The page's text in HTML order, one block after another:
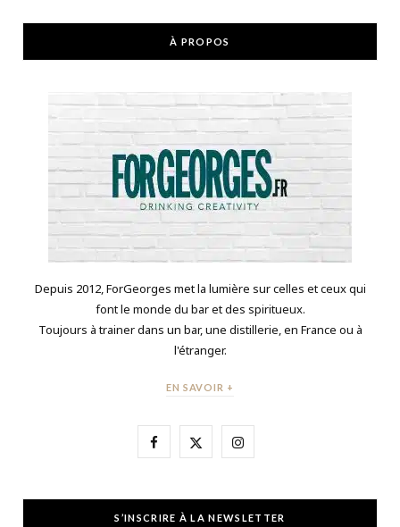
À PROPOS
Depuis 2012, ForGeorges met la lumière sur celles et ceux qui
font le monde du bar et des spiritueux.
Toujours à trainer dans un bar, une distillerie, en France ou à
l'étranger.
EN SAVOIR +
F X I
S’INSCRIRE À LA NEWSLETTER